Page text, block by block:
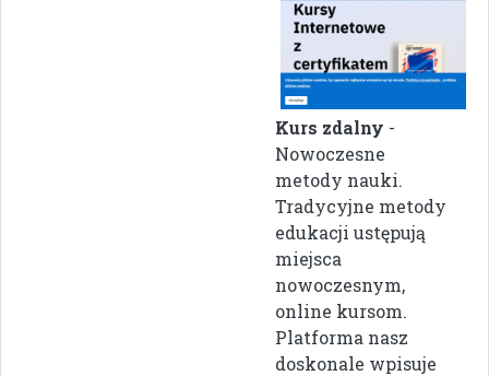
Kurs zdalny -
Nowoczesne
metody nauki.
Tradycyjne metody
edukacji ustępują
miejsca
nowoczesnym,
online kursom.
Platforma nasz
doskonale wpisuje